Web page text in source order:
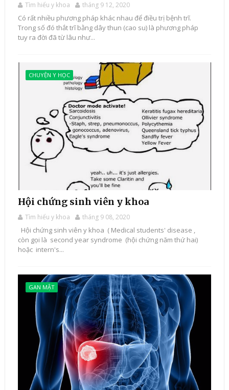
Tìm hiểu y khoa tháng 9 12, 2020
Có rất nhiều phương pháp khác nhau để điều trị bệnh trĩ.
Trong số đó thắt trĩ bằng dây thun (cao su) là phương pháp
tuy ra đời đã từ lâu như...
CHUYỆN Y HỌC
Hội chứng sinh viên y khoa
Tìm hiểu y khoa tháng 9 08, 2020
Hội chứng sinh viên y khoa ( Medical students' disease ,
còn gọi là second year syndrome (hội chứng năm thứ hai)
hoặc intern's...
GAN MẬT